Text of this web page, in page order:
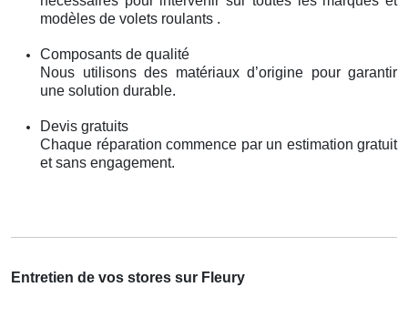
modèles de volets roulants .
Composants de qualité
Nous utilisons des matériaux d’origine pour garantir
une solution durable.
Devis gratuits
Chaque réparation commence par un estimation gratuit
et sans engagement.
Entretien de vos stores sur Fleury